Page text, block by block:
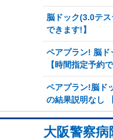
脳ドック(3.0テ
できます!】
ペアプラン! 脳
【時間指定予約
ペアプラン!脳ド
の結果説明なし
大阪警察